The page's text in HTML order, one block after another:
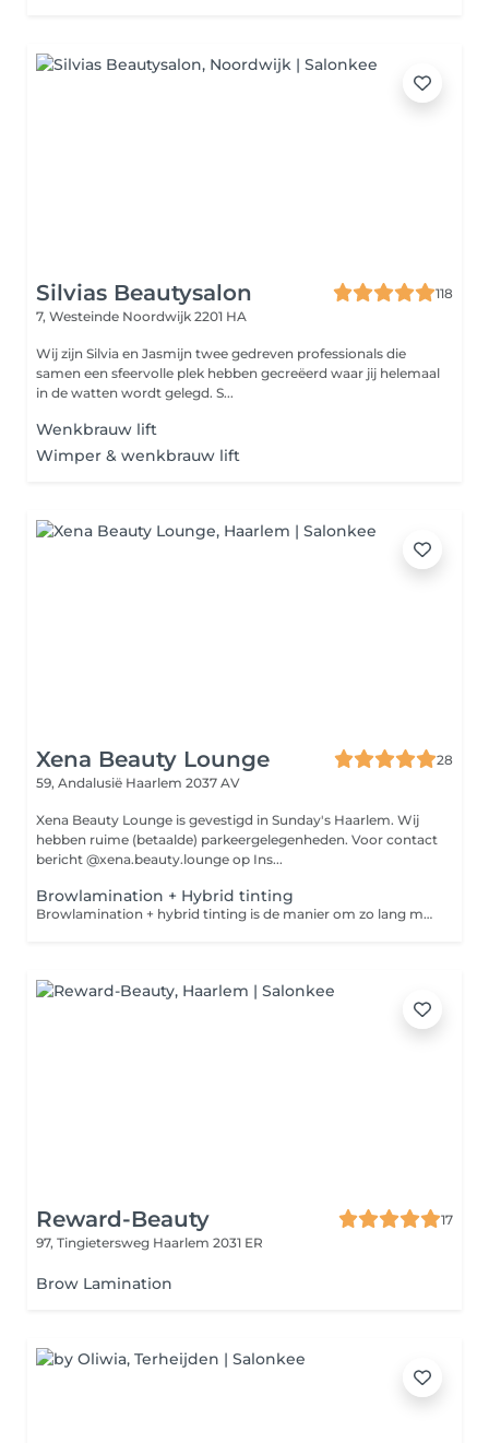
Silvias Beautysalon
118
7, Westeinde Noordwijk 2201 HA
Wij zijn Silvia en Jasmijn twee gedreven professionals die
samen een sfeervolle plek hebben gecreëerd waar jij helemaal
in de watten wordt gelegd. S...
Wenkbrauw lift
Wimper & wenkbrauw lift
Xena Beauty Lounge
28
59, Andalusië Haarlem 2037 AV
Xena Beauty Lounge is gevestigd in Sunday's Haarlem. Wij
hebben ruime (betaalde) parkeergelegenheden. Voor contact
bericht @xena.beauty.lounge op Ins...
Browlamination + Hybrid tinting
Browlamination + hybrid tinting is de manier om zo lang mogelijk van jouw mooie wenkbrauwen te genieten. De wenkbrauw haren worden semi permanent gelift en hydrid tinting zorgt ervoor dat de kleur 10 dagen op de huid en maar liefst 4/6 weken op de wenkbrauw haren blijft zitten!
Reward-Beauty
17
97, Tingietersweg Haarlem 2031 ER
Brow Lamination